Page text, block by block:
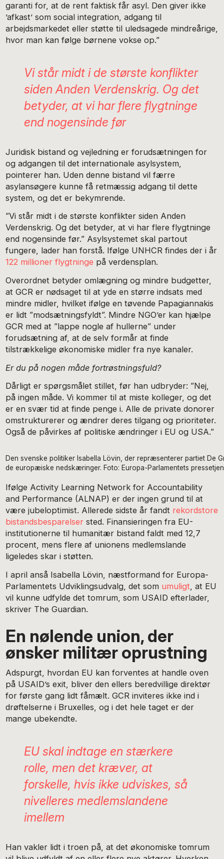
garanti for, at de rent faktisk får asyl. Den giver ikke
’afkast’ som social integration, adgang til
arbejdsmarkedet eller støtte til uledsagede mindreårige,
hvor man kan følge børnene vokse op.”
Vi står midt i de største konflikter
siden Anden Verdenskrig. Og det
betyder, at vi har flere flygtninge
end nogensinde før
Juridisk bistand og vejledning er forudsætningen for
og adgangen til det internationale asylsystem,
pointerer han. Uden denne bistand vil færre
asylansøgere kunne få retmæssig adgang til dette
system, og det er bekymrende.
”Vi står midt i de største konflikter siden Anden
Verdenskrig. Og det betyder, at vi har flere flygtninge
end nogensinde før.” Asylsystemet skal partout
fungere, lader han forstå. Ifølge UNHCR findes der i år
122 millioner flygtninge på verdensplan.
Overordnet betyder omlægning og mindre budgetter,
at GCR er nødsaget til at yde en større indsats med
mindre midler, hvilket ifølge en tøvende Papagiannakis
er lidt ”modsætningsfyldt”. Mindre NGO’er kan hjælpe
GCR med at ”lappe nogle af hullerne” under
forudsætning af, at de selv formår at finde
tilstrækkelige økonomiske midler fra nye kanaler.
Er du på nogen måde fortrøstningsfuld?
Dårligt er spørgsmålet stillet, før han udbryder: ”Nej,
på ingen måde. Vi kommer til at miste kolleger, og det
er en svær tid at finde penge i. Alle de private donorer
omstrukturerer og ændrer deres tilgang og prioriteter.
Også de påvirkes af politiske ændringer i EU og USA.”
Den svenske politiker Isabella Lövin, der repræsenterer partiet De
de europæiske nedskæringer. Foto: Europa-Parlamentets
Ifølge Activity Learning Network for Accountability
and Performance (ALNAP) er der ingen grund til at
være jubeloptimist. Allerede sidste år fandt rekordstore
bistandsbesparelser sted. Finansieringen fra EU-
institutionerne til humanitær bistand faldt med 12,7
procent, mens flere af unionens medlemslande
ligeledes skar i støtten.
I april anså Isabella Lövin, næstformand for Europa-
Parlamentets Udviklingsudvalg, det som umuligt , at EU
vil kunne udfylde det tomrum, som USAID efterlader,
skriver The Guardian.
En nølende union, der
ønsker militær oprustning
Adspurgt, hvordan EU kan forventes at handle oven
på USAID’s exit, bliver den ellers beredvillige direktør
for første gang lidt fåmælt. GCR inviteres ikke ind i
drøftelserne i Bruxelles, og i det hele taget er der
mange ubekendte.
EU skal indtage en stærkere
rolle, men det kræver, at
forskelle, hvis ikke udviskes, så
nivelleres medlemslandene
imellem
Han vakler lidt i troen på, at det økonomiske tomrum